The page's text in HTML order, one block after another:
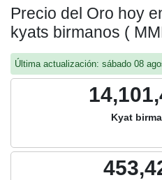
Precio del Oro hoy
kyats birmanos (
Última actualización: sábado 08
Kyat